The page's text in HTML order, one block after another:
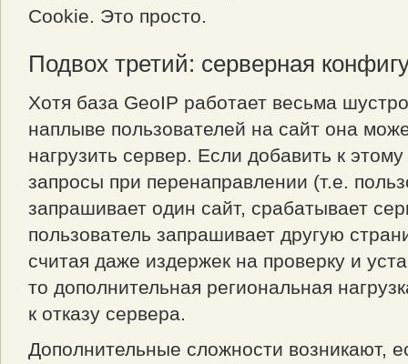
Cookie. Это просто.
Подвох третий: серверная
Хотя база GeoIP работает весьма
наплыве пользователей на сайт она
нагрузить сервер. Если добавить к
запросы при перенаправлении (т.е.
запрашивает один сайт, срабатывает
пользователь запрашивает другую
считая даже издержек на проверку и
то дополнительная региональная
к отказу сервера.
Дополнительные сложности возникают,